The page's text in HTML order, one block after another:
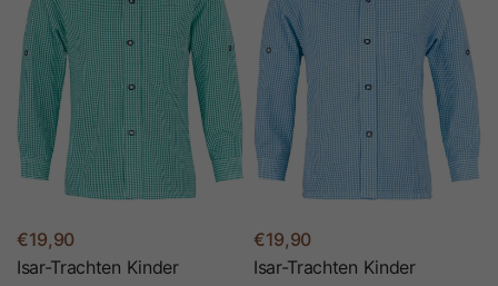
€19,90
Isar-Trachten Kinder
€19,90
Isar-Trachten Kinder